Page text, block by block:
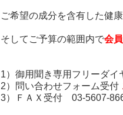
ご希望の成分を含有した健
そしてご予算の範囲内で会
1）御用聞き専用フリーダ
2）問い合わせフォーム受付
3）ＦＡＸ受付 03-5607-